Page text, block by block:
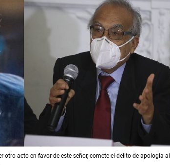
otro acto en favor de este señor, comete el delito de apología al